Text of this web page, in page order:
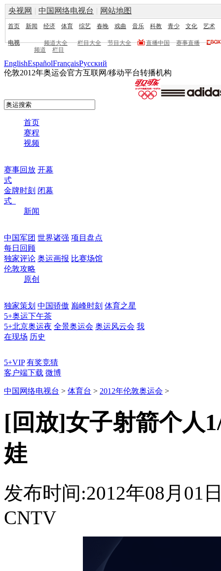
央视网 | 中国网络电视台 | 网站地图
首页 新闻 经济 体育 综艺 春晚 戏曲 音乐 科教 青少 文化 艺术
电视 频道大全 栏目大全 节目大全 直播中国
赛事直播
频道
栏目
EnglishEspañolFrançaisPусский
伦敦2012年奥运会官方互联网/移动平台转播机构
首页
赛程
视频
赛事回放 开幕
式
金牌时刻 闭幕
式
新闻
中国军团 世界诸强 项目盘点
每日回顾
独家评论 奥运画报 比赛场馆
伦敦攻略
原创
独家策划 中国骄傲 巅峰时刻 体育之星
5+奥运下午茶
5+北京奥运夜 全景奥运会 奥运风云会 我
在现场 历史
5+VIP 有奖竞猜
客户端下载 微博
中国网络电视台 > 体育台 > 2012年伦敦奥运会 >
[回放]女子射箭个人
娃
发布时间:2012年08月01
CNTV